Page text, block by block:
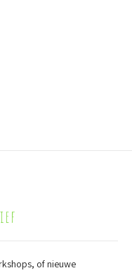
of nieuwe